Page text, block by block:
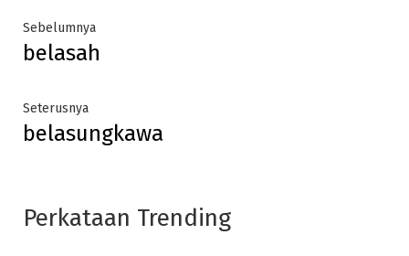
Post
navigation
SebelumnyaPrevious
post:
belasah
SeterusnyaNext
post:
belasungkawa
Perkataan Trending